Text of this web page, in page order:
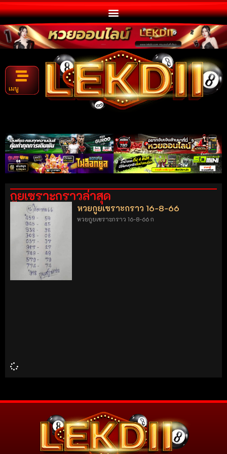
เมนู
กูยเซราะกราวล่าสุด
หวยกูยเซราะกราว 16-8-66
หวยกูยเซราะกราว 16-8-66 ก